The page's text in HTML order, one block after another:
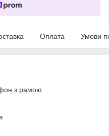
Оплата Умови
з рамою